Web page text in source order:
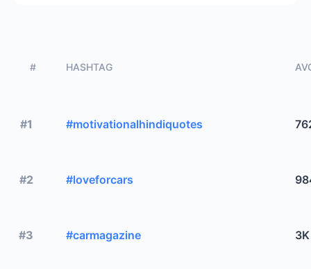
# HASHTAG
#1 #motivationalhindiquotes
#2 #loveforcars
#3 #carmagazine 3K